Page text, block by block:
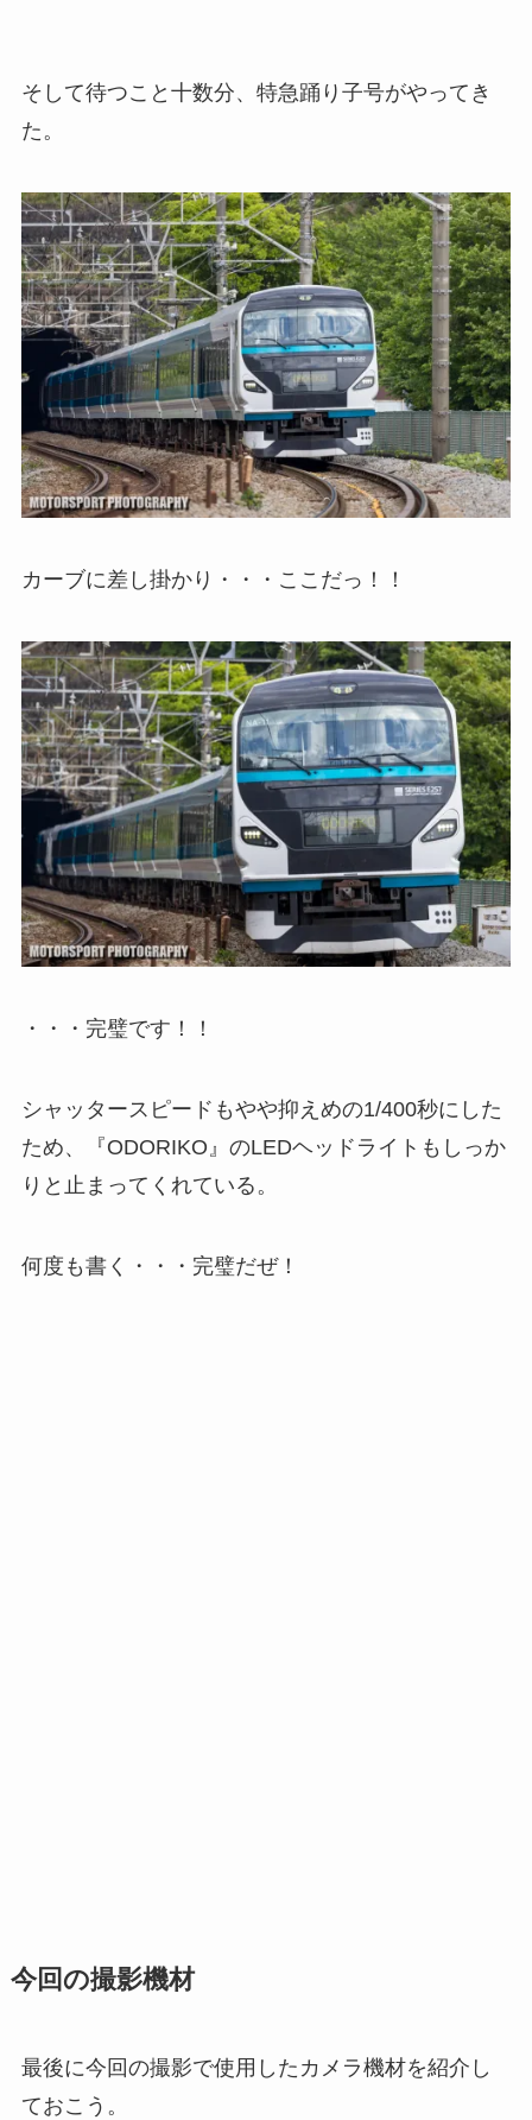
そして待つこと十数分、特急踊り子号がやってき
た。
カーブに差し掛かり・・・ここだっ！！
・・・完璧です！！
シャッタースピードもやや抑えめの1/400秒にした
ため、『ODORIKO』のLEDヘッドライトもしっか
りと止まってくれている。
何度も書く・・・完璧だぜ！
今回の撮影機材
最後に今回の撮影で使用したカメラ機材を紹介し
ておこう。